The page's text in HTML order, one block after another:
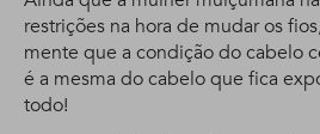
restrições na hora de mudar os
mente que a condição do cabelo
é a mesma do cabelo que fica
todo!